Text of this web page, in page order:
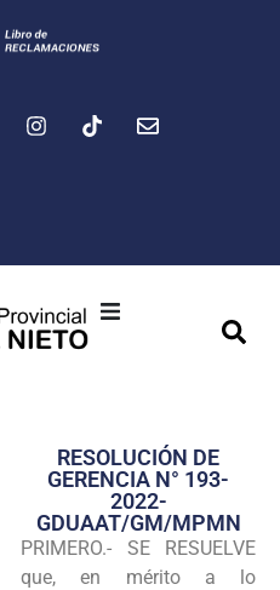
Transparencia
Seguridad
Programas
RESOLUCIÓN DE
GERENCIA N° 193-
2022-
GDUAAT/GM/MPMN
PRIMERO.- SE RESUELVE
que, en mérito a lo